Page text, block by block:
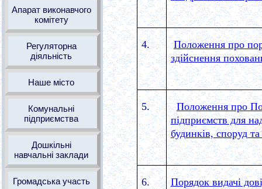
Апарат виконавчого
комітету
Регуляторна
діяльність
Наше місто
Комунальні
підприємства
Дошкільні
навчальні заклади
Громадська участь
4.
Положення про
здійснення
5.
Положення про
підприємств для
будинків, споруд
6.
Порядок видачі